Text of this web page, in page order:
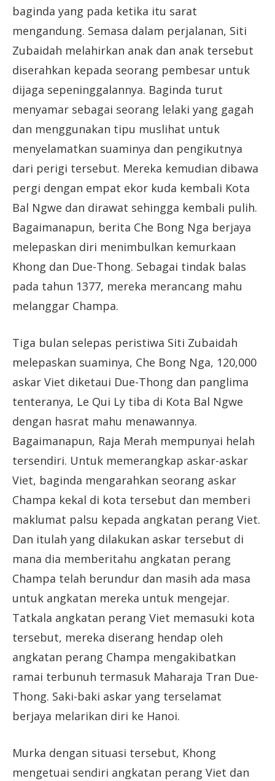
baginda yang pada ketika itu sarat
mengandung. Semasa dalam perjalanan, Siti
Zubaidah melahirkan anak dan anak tersebut
diserahkan kepada seorang pembesar untuk
dijaga sepeninggalannya. Baginda turut
menyamar sebagai seorang lelaki yang gagah
dan menggunakan tipu muslihat untuk
menyelamatkan suaminya dan pengikutnya
dari perigi tersebut. Mereka kemudian dibawa
pergi dengan empat ekor kuda kembali Kota
Bal Ngwe dan dirawat sehingga kembali pulih.
Bagaimanapun, berita Che Bong Nga berjaya
melepaskan diri menimbulkan kemurkaan
Khong dan Due-Thong. Sebagai tindak balas
pada tahun 1377, mereka merancang mahu
melanggar Champa.
Tiga bulan selepas peristiwa Siti Zubaidah
melepaskan suaminya, Che Bong Nga, 120,000
askar Viet diketaui Due-Thong dan panglima
tenteranya, Le Qui Ly tiba di Kota Bal Ngwe
dengan hasrat mahu menawannya.
Bagaimanapun, Raja Merah mempunyai helah
tersendiri. Untuk memerangkap askar-askar
Viet, baginda mengarahkan seorang askar
Champa kekal di kota tersebut dan memberi
maklumat palsu kepada angkatan perang Viet.
Dan itulah yang dilakukan askar tersebut di
mana dia memberitahu angkatan perang
Champa telah berundur dan masih ada masa
untuk angkatan mereka untuk mengejar.
Tatkala angkatan perang Viet memasuki kota
tersebut, mereka diserang hendap oleh
angkatan perang Champa mengakibatkan
ramai terbunuh termasuk Maharaja Tran Due-
Thong. Saki-baki askar yang terselamat
berjaya melarikan diri ke Hanoi.
Murka dengan situasi tersebut, Khong
mengetuai sendiri angkatan perang Viet dan